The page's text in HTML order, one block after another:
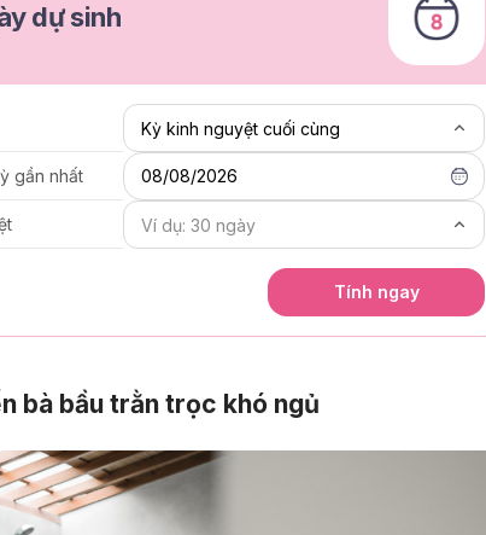
dự sinh
gần nhất 08/08/2026
Tính ngay
bà bầu trằn trọc khó ngủ